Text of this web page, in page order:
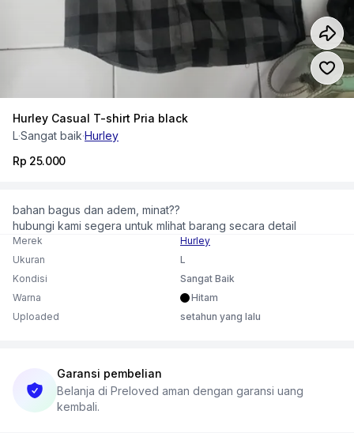
Hurley Casual T-shirt Pria black
L·Sangat baik·Hurley
Rp 25.000
bahan bagus dan adem, minat??
hubungi kami segera untuk mlihat barang secara detail
Merek
Hurley
Ukuran
L
Kondisi
Sangat Baik
Warna
Hitam
Uploaded
setahun yang lalu
Garansi pembelian
Belanja di Preloved aman dengan garansi uang
kembali.